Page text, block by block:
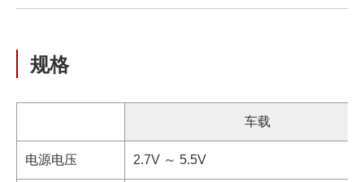
规格
车载
电源电压 2.7V ～ 5.5V